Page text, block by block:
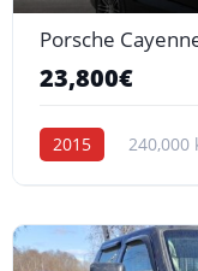
Porsche
23,800€
2015 240,000